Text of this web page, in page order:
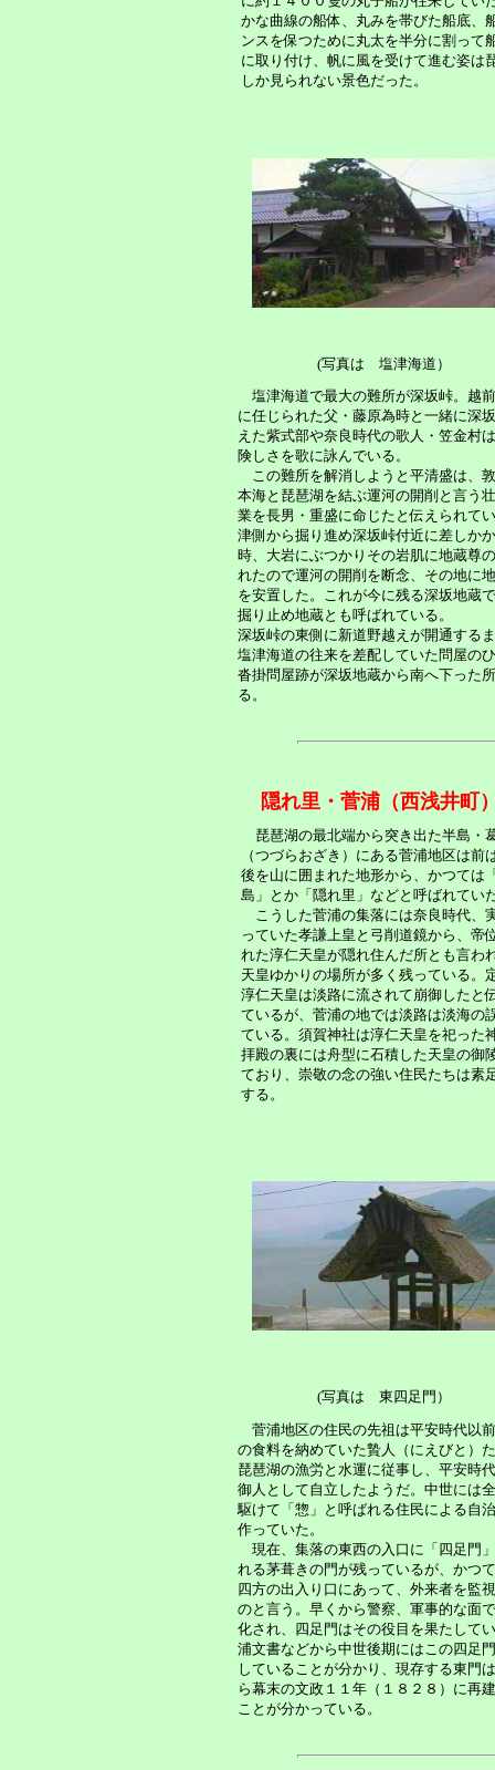
かな曲線の船体、丸みを帯びた船底、
ンスを保つために丸太を半分に割って
に取り付け、帆に風を受けて進む姿は
しか見られない景色だった。
(写真は 塩津海道）
塩津海道で最大の難所が深坂峠。越
に任じられた父・藤原為時と一緒に深
えた紫式部や奈良時代の歌人・笠金村
険しさを歌に詠んでいる。
この難所を解消しようと平清盛は、
本海と琵琶湖を結ぶ運河の開削と言う
業を長男・重盛に命じたと伝えられて
津側から掘り進め深坂峠付近に差しか
時、大岩にぶつかりその岩肌に地蔵尊
れたので運河の開削を断念、その地に
を安置した。これが今に残る深坂地蔵
掘り止め地蔵とも呼ばれている。
深坂峠の東側に新道野越えが開通する
塩津海道の往来を差配していた問屋の
沓掛問屋跡が深坂地蔵から南へ下った
る。
隠れ里・菅浦（西浅井
琵琶湖の最北端から突き出た半島・
（つづらおざき）にある菅浦地区は前
後を山に囲まれた地形から、かつては
島」とか「隠れ里」などと呼ばれてい
こうした菅浦の集落には奈良時代、
っていた孝謙上皇と弓削道鏡から、帝
れた淳仁天皇が隠れ住んだ所とも言わ
天皇ゆかりの場所が多く残っている。
淳仁天皇は淡路に流されて崩御したと
ているが、菅浦の地では淡路は淡海の
ている。須賀神社は淳仁天皇を祀った
拝殿の裏には舟型に石積した天皇の御
ており、崇敬の念の強い住民たちは素
する。
(写真は 東四足門）
菅浦地区の住民の先祖は平安時代以
の食料を納めていた贄人（にえびと）
琵琶湖の漁労と水運に従事し、平安時
御人として自立したようだ。中世には
駆けて「惣」と呼ばれる住民による自
作っていた。
現在、集落の東西の入口に「四足門
れる茅葺きの門が残っているが、かつ
四方の出入り口にあって、外来者を監
のと言う。早くから警察、軍事的な面
化され、四足門はその役目を果たして
浦文書などから中世後期にはこの四足
していることが分かり、現存する東門
ら幕末の文政１１年（１８２８）に再
ことが分かっている。